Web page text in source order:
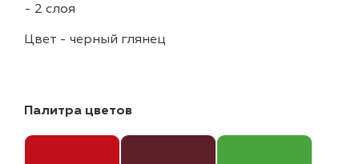
- 2 слоя
Цвет - черный глянец
Палитра цветов